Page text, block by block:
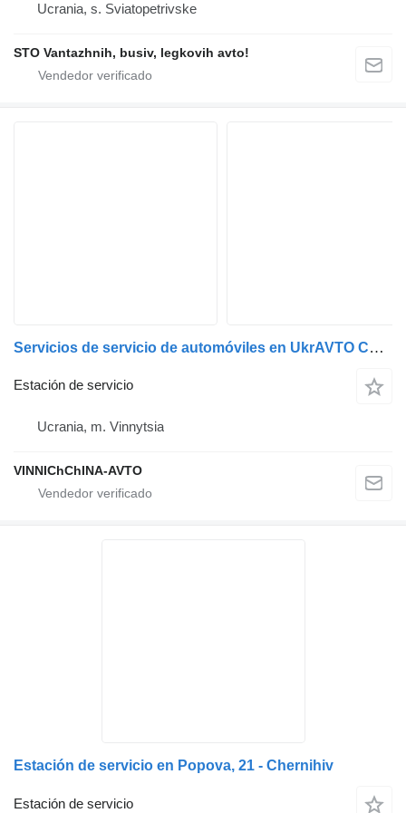
Ucrania, s. Sviatopetrivske
STO Vantazhnih, busiv, legkovih avto!
Servicios de servicio de automóviles en UkrAVTO Corporation
Estación de servicio
Ucrania, m. Vinnytsia
VINNIChChINA-AVTO
Estación de servicio en Popova, 21 - Chernihiv
Estación de servicio